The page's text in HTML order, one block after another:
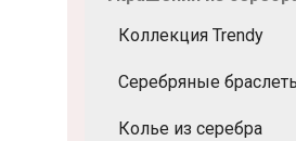
Коллекция Trendy
Серебряные
Колье из серебра